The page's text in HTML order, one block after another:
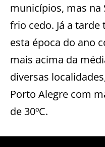
municípios, mas na
frio cedo. Já a
esta época do ano
mais acima da
diversas
Porto Alegre com
de 30ºC.